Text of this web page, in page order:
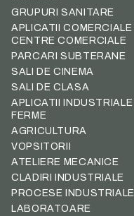
GRUPURI SANITARE
APLICATII COMERCIALE
CENTRE COMERCIALE
PARCARI SUBTERANE
SALI DE CINEMA
SALI DE CLASA
APLICATII INDUSTRIALE
FERME
AGRICULTURA
VOPSITORII
ATELIERE MECANICE
CLADIRI INDUSTRIALE
PROCESE INDUSTRIALE
LABORATOARE